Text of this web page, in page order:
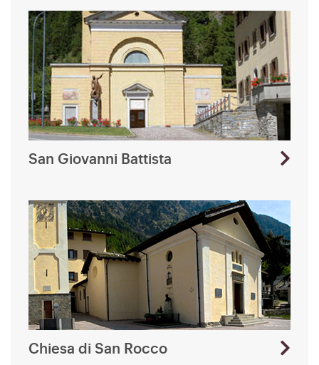
San Giovanni Battista
Chiesa di San Rocco